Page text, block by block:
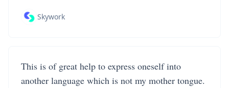
Skywork
This is of great help to express oneself into
another language which is not my mother tongue.